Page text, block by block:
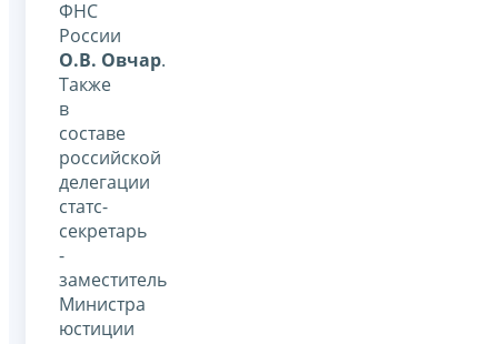
ФНС
России
О.В. Овчар.
Также
в
составе
российской
делегации
статс-
секретарь
-
заместитель
Министра
юстиции